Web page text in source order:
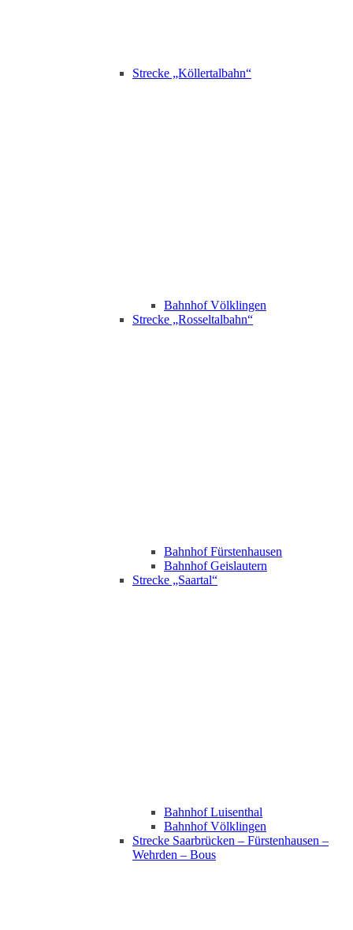
Strecke „Köllertalbahn“
Bahnhof Völklingen
Strecke „Rosseltalbahn“
Bahnhof Fürstenhausen
Bahnhof Geislautern
Strecke „Saartal“
Bahnhof Luisenthal
Bahnhof Völklingen
Strecke Saarbrücken – Fürstenhausen –
Wehrden – Bous